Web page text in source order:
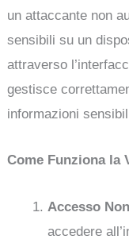
un attaccante non
sensibili su un
attraverso
gestisce
informazioni
Come Funziona la
Accesso
accedere